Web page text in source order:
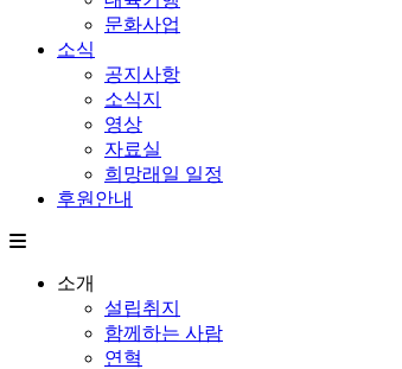
문화사업
소식
공지사항
소식지
영상
자료실
희망래일 일정
후원안내
소개
설립취지
함께하는 사람
연혁